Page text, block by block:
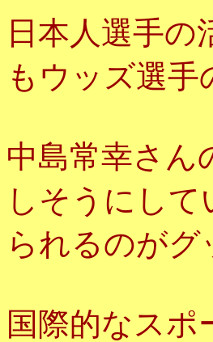
日本人選手
もウッズ選手
中島常幸さん
しそうにし
られるのがグ
国際的なスポ